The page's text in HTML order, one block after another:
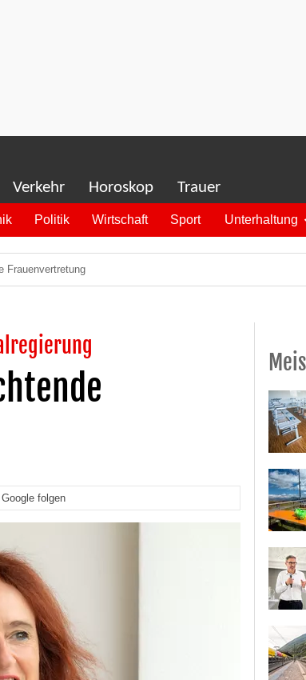
Verkehr Horoskop Trauer
Politik Wirtschaft Sport Unterhaltung
Frauenvertretung
folgen